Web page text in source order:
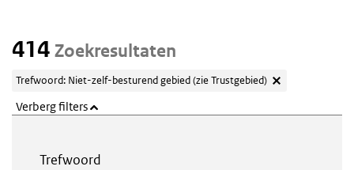
414 Zoekresultaten
Trefwoord: Niet-zelf-besturend gebied (zie Trustgebied)
Verberg filters
Trefwoord